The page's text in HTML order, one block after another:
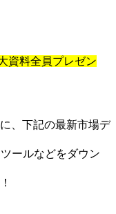
資料全員プレゼン
、下記の最新市場デ
ールなどをダウン